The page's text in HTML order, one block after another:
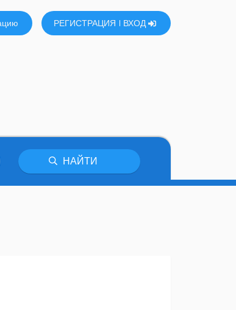
РЕГИСТРАЦИЯ ВХОД
НАЙТИ